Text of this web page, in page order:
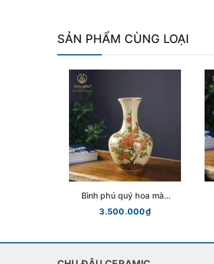
SẢN PHẨM CÙNG LOẠI
Bình phú quý hoa màu
vàng kim Gốm Chu Đậu
3.500.000₫